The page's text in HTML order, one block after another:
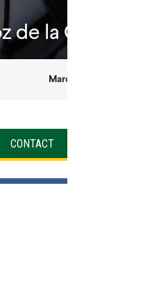
CONTACT